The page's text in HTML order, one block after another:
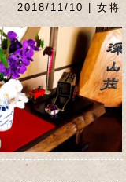
2018/11/10 | 女将